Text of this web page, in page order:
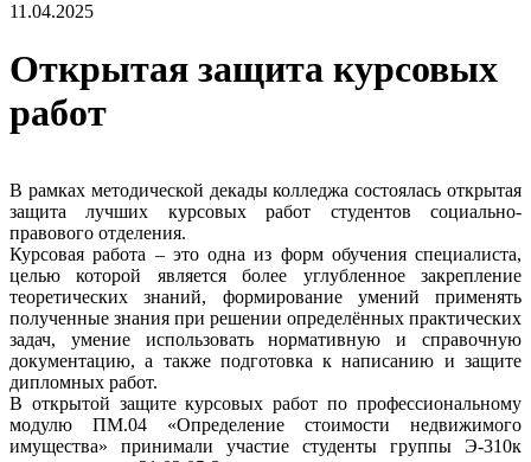
11.04.2025
Открытая защита курсовых
работ
В рамках методической декады колледжа состоялась открытая
защита лучших курсовых работ студентов социально-
правового отделения.
Курсовая работа – это одна из форм обучения специалиста,
целью которой является более углубленное закрепление
теоретических знаний, формирование умений применять
полученные знания при решении определённых практических
задач, умение использовать нормативную и справочную
документацию, а также подготовка к написанию и защите
дипломных работ.
В открытой защите курсовых работ по профессиональному
модулю ПМ.04 «Определение стоимости недвижимого
имущества» принимали участие студенты группы Э-310к